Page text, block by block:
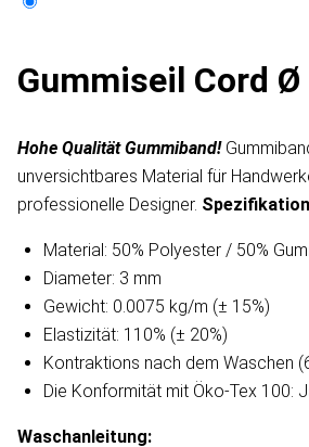
Gummiseil Cord Ø
Hohe Qualität Gummiband!
unversichtbares Material für
professionelle Designer.
Material: 50% Polyester / 50%
Diameter: 3 mm
Gewicht: 0.0075 kg/m (± 15%)
Elastizität: 110% (± 20%)
Kontraktions nach dem Waschen
Die Konformität mit Öko-Tex 100:
Waschanleitung​: